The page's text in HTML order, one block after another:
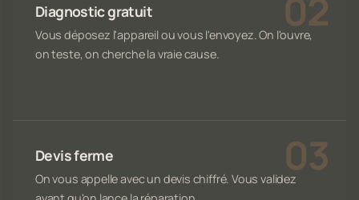
Diagnostic gratuit
Vous déposez l'appareil ou vous l'envoyez. On l'ouvre,
on teste, on cherche la vraie cause.
Devis ferme
On vous appelle avec un devis chiffré. Vous validez